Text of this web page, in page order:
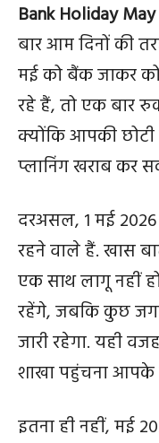
Bank Holiday
बार आम दिनों की
मई को बैंक जाकर
रहे हैं, तो एक बार
क्योंकि आपकी
प्लानिंग खराब कर
दरअसल, 1 मई
रहने वाले हैं. खास
एक साथ लागू नहीं
रहेंगे, जबकि कुछ
जारी रहेगा. यही
शाखा पहुंचना आपके
इतना ही नहीं, मई